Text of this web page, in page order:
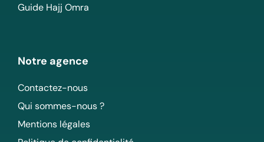
Guide Hajj Omra
Notre agence
Contactez-nous
Qui sommes-nous ?
Mentions légales